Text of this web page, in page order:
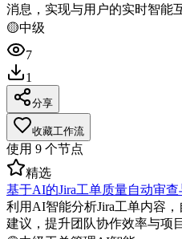
消息，实现与用户的实时智能
🟡中级
7
1
分享
收藏工作流
使用 9 个节点
精选
基于AI的Jira工单质量自动审
利用AI智能分析Jira工单内容
建议，提升团队协作效率与项